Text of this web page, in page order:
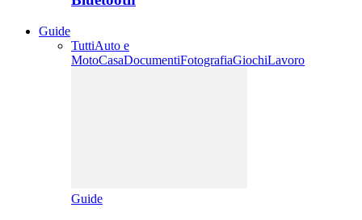
Guide
TuttiAuto e
MotoCasaDocumentiFotografiaGiochiLavoro
Guide